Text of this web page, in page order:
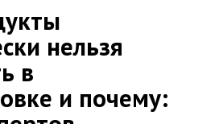
нельзя
в
и почему: